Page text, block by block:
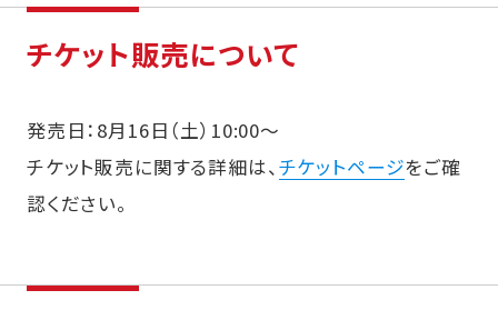
チケット販売について
発売日：8月16日（土）10:00～
チケット販売に関する詳細は、 チケットページをご確
認ください。